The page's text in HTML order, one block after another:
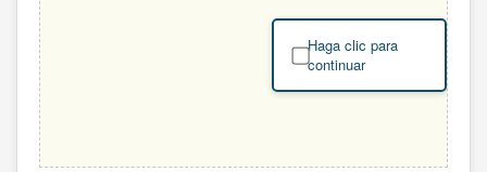
Haga clic para
continuar